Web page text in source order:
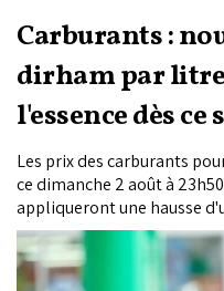
Carburants :
dirham par
l'essence dès ce
Les prix des carburants
ce dimanche 2 août à
appliqueront une hausse
le gasoil que pour
après une première
juillet.